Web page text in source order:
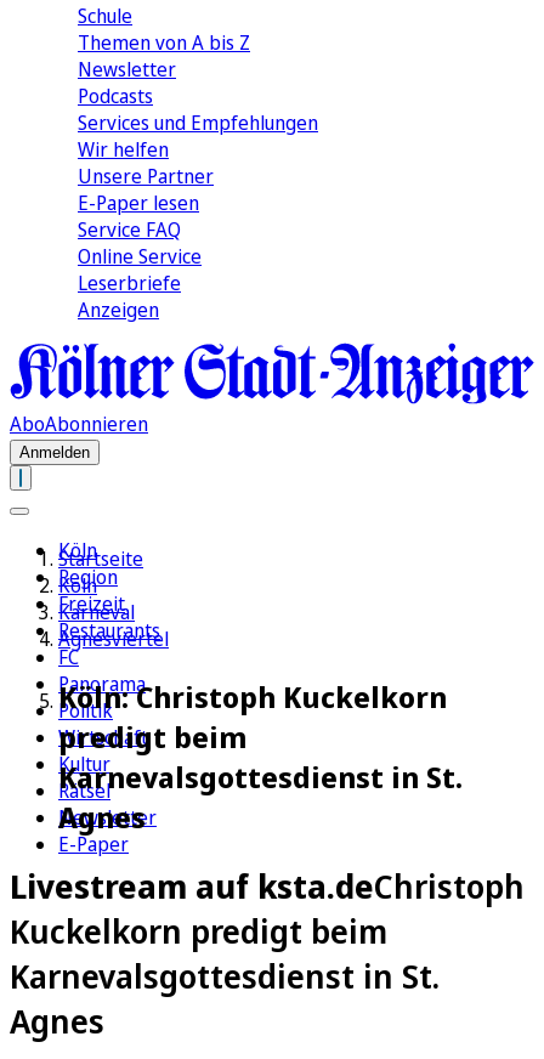
Schule
Themen von A bis Z
Newsletter
Podcasts
Services und Empfehlungen
Wir helfen
Unsere Partner
E-Paper lesen
Service FAQ
Online Service
Leserbriefe
Anzeigen
AboAbonnieren
Anmelden
Köln
Region
Freizeit
Restaurants
FC
Panorama
Politik
Wirtschaft
Kultur
Rätsel
Newsletter
E-Paper
Startseite
Köln
Karneval
Agnesviertel
Köln: Christoph Kuckelkorn
predigt beim
Karnevalsgottesdienst in St.
Agnes
Livestream auf ksta.deChristoph
Kuckelkorn predigt beim
Karnevalsgottesdienst in St.
Agnes